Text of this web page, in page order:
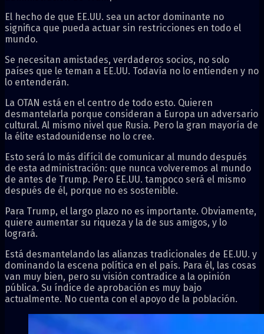
El hecho de que EE.UU. sea un actor dominante no
significa que pueda actuar sin restricciones en todo el
mundo.
Se necesitan amistades, verdaderos socios, no solo
países que le teman a EE.UU. Todavía no lo entienden y no
lo entenderán.
La OTAN está en el centro de todo esto. Quieren
desmantelarla porque consideran a Europa un adversario
cultural. Al mismo nivel que Rusia. Pero la gran mayoría de
la élite estadounidense no lo cree.
Esto será lo más difícil de comunicar al mundo después
de esta administración: que nunca volveremos al mundo
de antes de Trump. Pero EE.UU. tampoco será el mismo
después de él, porque no es sostenible.
Para Trump, el largo plazo no es importante. Obviamente,
quiere aumentar su riqueza y la de sus amigos, y lo
logrará.
Está desmantelando las alianzas tradicionales de EE.UU. y
dominando la escena política en el país. Para él, las cosas
van muy bien, pero su visión contradice a la opinión
pública. Su índice de aprobación es muy bajo
actualmente. No cuenta con el apoyo de la población.